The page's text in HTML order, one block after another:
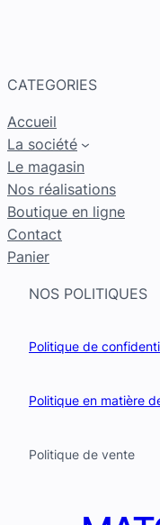
CATEGORIES
Accueil
La société
Le magasin
Nos réalisations
Boutique en ligne
Contact
Panier
NOS POLITIQUES
Politique de
Politique en matière
Politique de vente